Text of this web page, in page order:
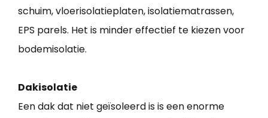
schuim, vloerisolatieplaten, isolatiematrassen,
EPS parels. Het is minder effectief te kiezen voor
bodemisolatie.
Dakisolatie
Een dak dat niet geïsoleerd is is een enorme